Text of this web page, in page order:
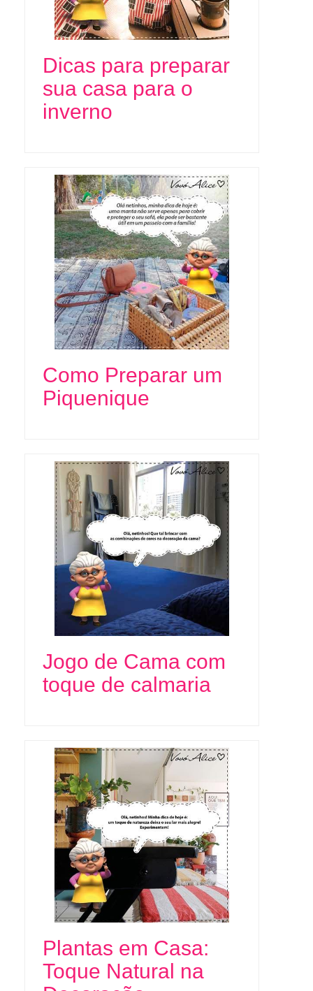
Dicas para preparar
sua casa para o
inverno
Como Preparar um
Piquenique
Jogo de Cama com
toque de calmaria
Plantas em Casa:
Toque Natural na